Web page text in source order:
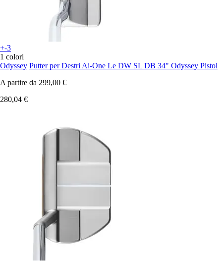
+-3
1 colori
Odyssey Putter per Destri Ai-One Le DW SL DB 34" Odyssey Pistol
A partire da 299,00 €
280,04 €